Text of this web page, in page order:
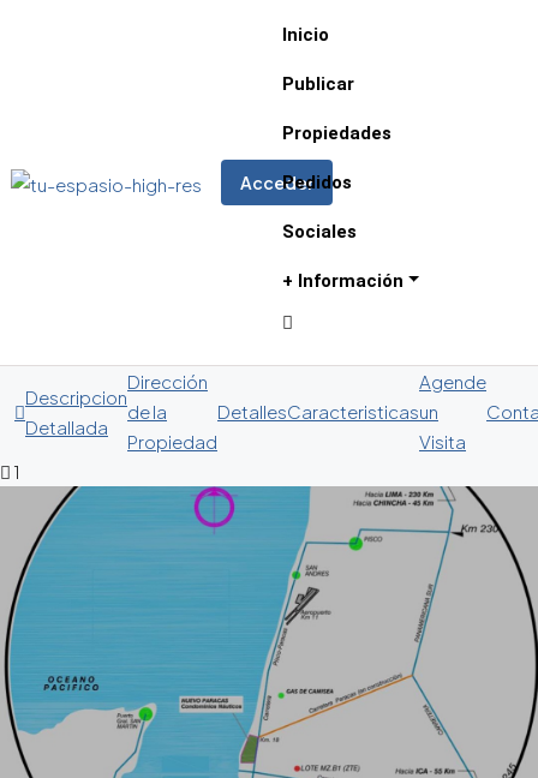
Acceder
Inicio
Publicar
Propiedades
Pedidos
Sociales
+ Información
Descripcion
Detallada
Dirección
de la
Propiedad
DetallesCaracteristicas
Agende
un
Visita
1